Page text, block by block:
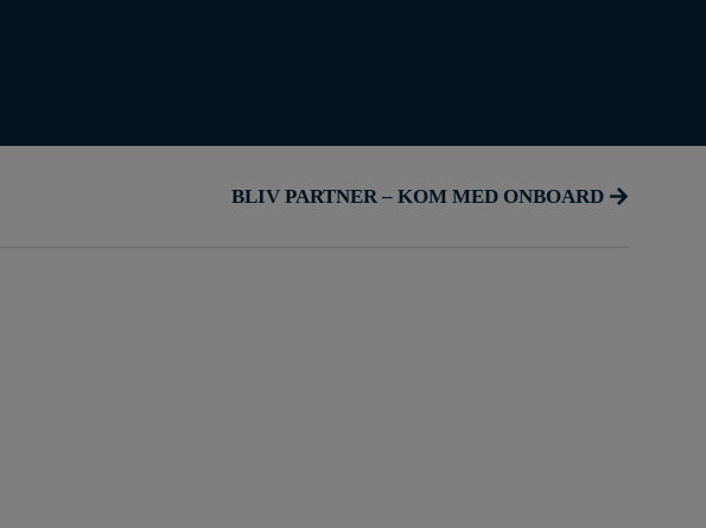
BLIV PARTNER – KOM MED ONBOARD